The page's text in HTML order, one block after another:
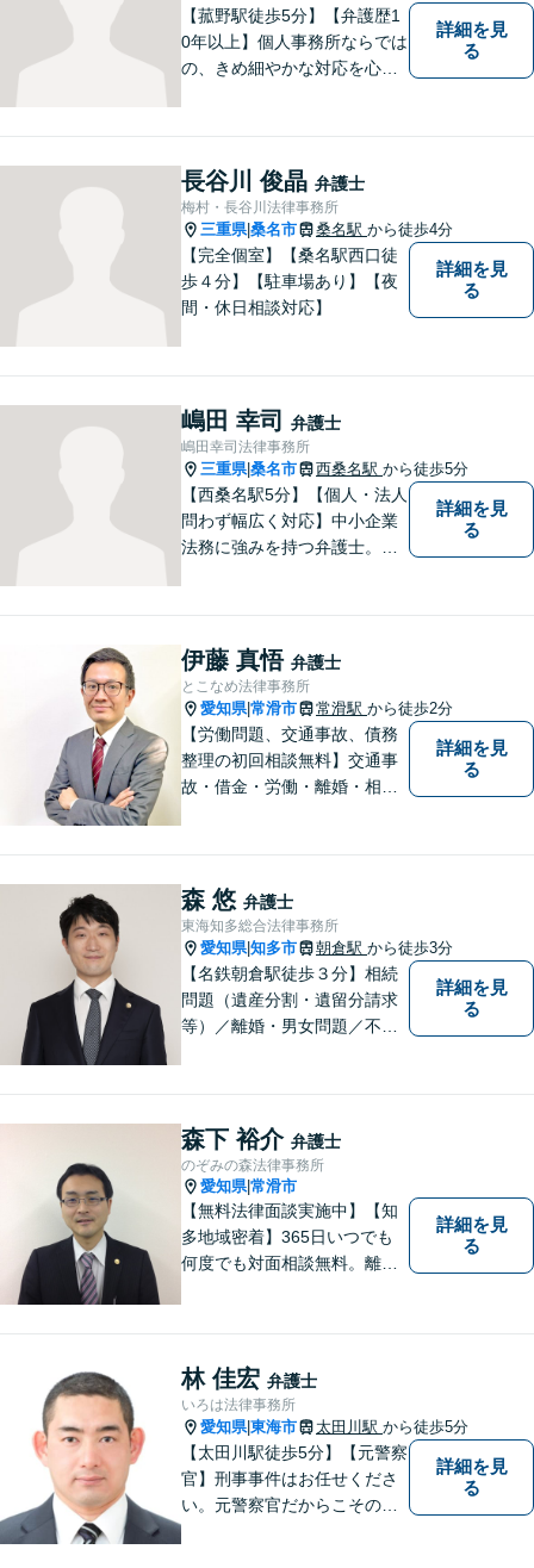
【菰野駅徒歩5分】【弁護歴1
0年以上】個人事務所ならでは
の、きめ細やかな対応を心が
行います！【完全個室】
詳細を見
る
長谷川 俊晶 弁護士
梅村・長谷川法律事務所
三重県|桑名市 桑名駅 から徒歩4分
【完全個室】【桑名駅西口徒
歩４分】【駐車場あり】【夜
間・休日相談対応】
詳細を見
る
嶋田 幸司 弁護士
嶋田幸司法律事務所
三重県|桑名市 西桑名駅 から徒歩5分
【西桑名駅5分】【個人・法人
問わず幅広く対応】中小企業
法務に強みを持つ弁護士。個
します。お困りごとは、お気
軽にご相談ください。
詳細を見
る
伊藤 真悟 弁護士
とこなめ法律事務所
愛知県|常滑市 常滑駅 から徒歩2分
【労働問題、交通事故、債務
整理の初回相談無料】交通事
故・借金・労働・離婚・相続
町、東浦町、美浜町、南知多
町などでお困りの方がいまし
たらすぐにご相談ください。
詳細を見
る
森 悠 弁護士
東海知多総合法律事務所
愛知県|知多市 朝倉駅 から徒歩3分
【名鉄朝倉駅徒歩３分】相続
問題（遺産分割・遺留分請求
等）／離婚・男女問題／不動
多数。
詳細を見
る
森下 裕介 弁護士
のぞみの森法律事務所
愛知県|常滑市
【無料法律面談実施中】【知
多地域密着】365日いつでも
何度でも対面相談無料。離
い。
詳細を見
る
林 佳宏 弁護士
いろは法律事務所
愛知県|東海市 太田川駅 から徒歩5分
【太田川駅徒歩5分】【元警察
官】刑事事件はお任せくださ
い。元警察官だからこその視
詳細を見
る